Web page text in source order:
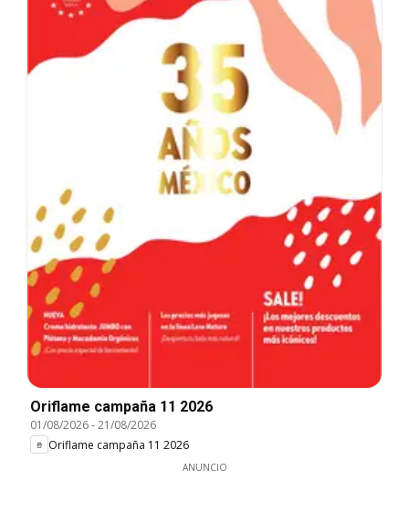
Oriflame campaña 11 2026
01/08/2026-21/08/2026
Oriflame campaña 11 2026
ANUNCIO